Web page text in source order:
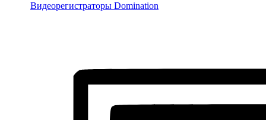
Видеорегистраторы Domination